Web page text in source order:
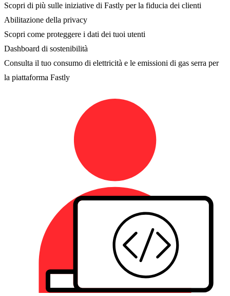
Scopri di più sulle iniziative di Fastly per la fiducia dei clienti
Abilitazione della privacy
Scopri come proteggere i dati dei tuoi utenti
Dashboard di sostenibilità
Consulta il tuo consumo di elettricità e le emissioni di gas serra per
la piattaforma Fastly